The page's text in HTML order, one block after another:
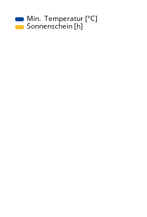
Min. Temperatur [°C]
Sonnenschein [h]